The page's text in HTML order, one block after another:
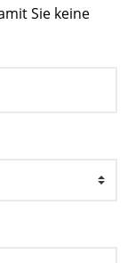
Sie keine